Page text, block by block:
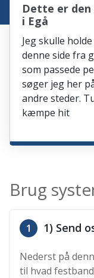
Dette er den
i Egå
Jeg skulle
denne side fra
som passede
søger jeg her
andre steder.
kæmpe hit
Brug
1 1) Send
Nederst på
til hvad